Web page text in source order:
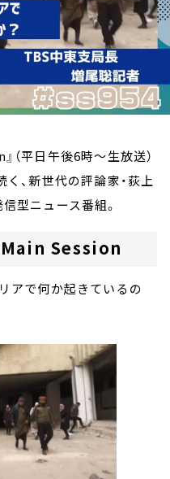
（平日午後6時～生放送）
、新世代の評論家・荻上
型ニュース番組。
Main Session
アで何か起きているの